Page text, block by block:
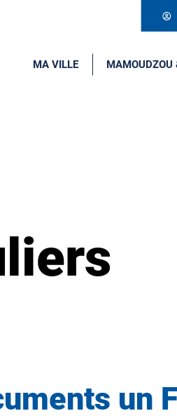
MA VILLE MAMOUDZOU
un